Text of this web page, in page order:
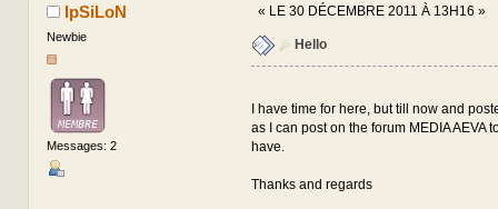
IpSiLoN
Newbie
Messages: 2
« LE 30 DÉCEMBRE 2011 À 13H16 »
Hello
I have time for here, but till now and
as I can post on the forum MEDIA AEVA
have.
Thanks and regards